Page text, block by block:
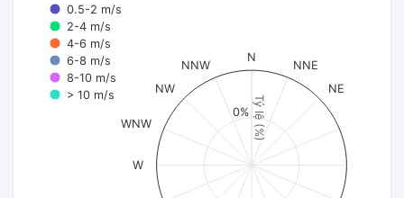
Tỷ lệ (%)
0.5-2 m/s
2-4 m/s
4-6 m/s
6-8 m/s
8-10 m/s
> 10 m/s
N
NNE
NE
W
WNW
NW
NNW
0%